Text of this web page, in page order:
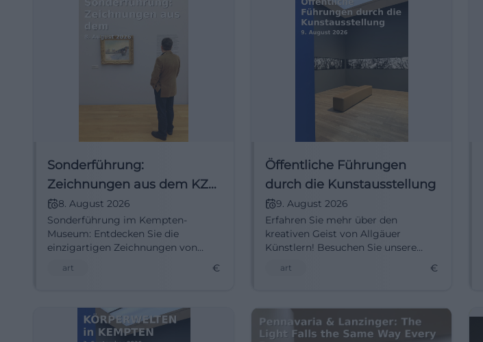
Sonderführung:
Zeichnungen aus dem KZ-
Außenlager Kempten
8. August 2026
Sonderführung im Kempten-
Museum: Entdecken Sie die
einzigartigen Zeichnungen von
Außenlager. Eintritt frei!
art €
Öffentliche Führungen
durch die Kunstausstellung
9. August 2026
Erfahren Sie mehr über den
kreativen Geist von Allgäuer
Künstlern! Besuchen Sie unsere
Kunstausstellung.
art €